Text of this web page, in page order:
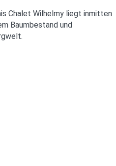
Chalet Wilhelmy liegt inmitten
Baumbestand und